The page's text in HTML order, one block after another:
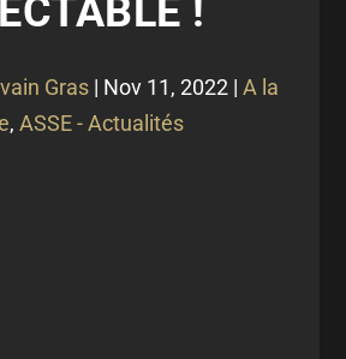
!
Gras | Nov 11, 2022 | A la
, ASSE - Actualités